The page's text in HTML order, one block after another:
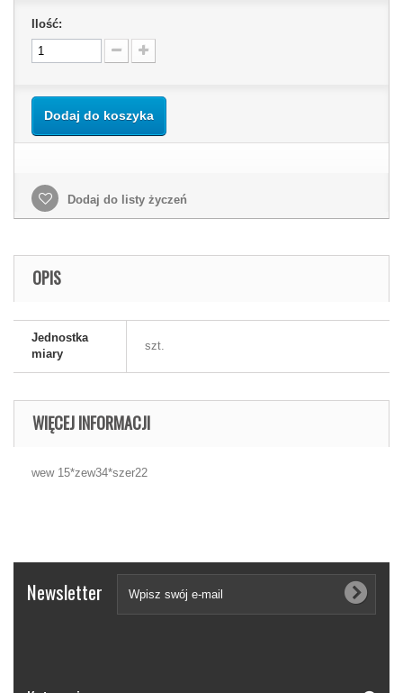
Ilość:
Dodaj do koszyka
Dodaj do listy życzeń
OPIS
Jednostka
miary
szt.
WIĘCEJ INFORMACJI
wew 15*zew34*szer22
Newsletter